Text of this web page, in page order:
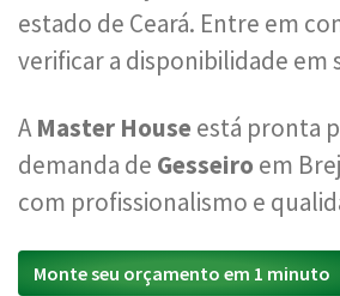
estado de Ceará. Entre em
verificar a disponibilidade em
AMaster House está pronta
demanda de Gesseiro em
com profissionalismo e
Monte seu orçamento em 1 minuto